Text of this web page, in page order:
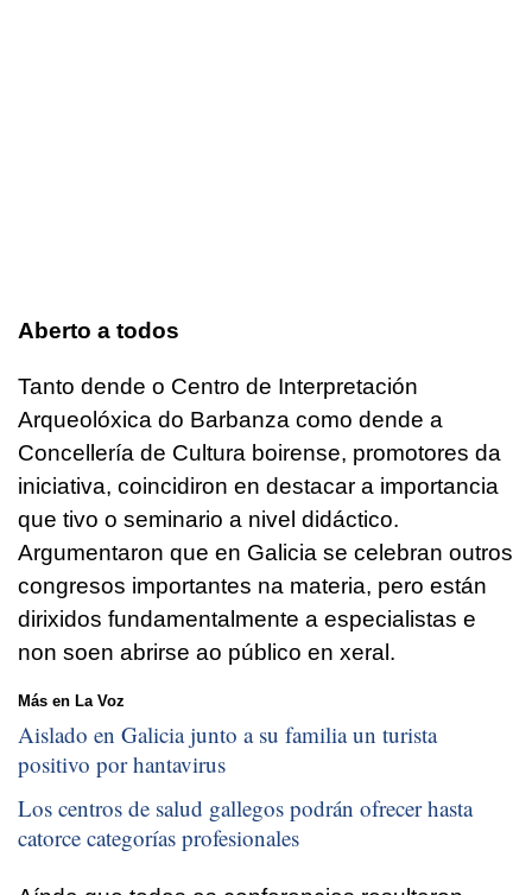
Aberto a todos
Tanto dende o Centro de Interpretación
Arqueolóxica do Barbanza como dende a
Concellería de Cultura boirense, promotores da
iniciativa, coincidiron en destacar a importancia
que tivo o seminario a nivel didáctico.
Argumentaron que en Galicia se celebran outros
congresos importantes na materia, pero están
dirixidos fundamentalmente a especialistas e
non soen abrirse ao público en xeral.
Más en La Voz
Aislado en Galicia junto a su familia un turista
positivo por hantavirus
Los centros de salud gallegos podrán ofrecer hasta
catorce categorías profesionales